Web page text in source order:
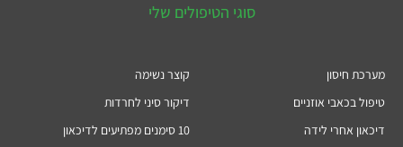
סוגי הטיפולים שלי
מערכת חיסון
טיפול בכאבי אוזניים
דיכאון אחרי לידה
קוצר נשימה
דיקור סיני לחרדות
10 סימנים מפתיעים לדיכאון